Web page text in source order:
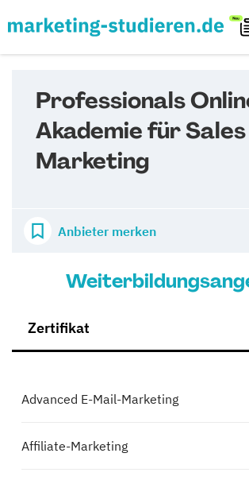
Professionals
Akademie für
Marketing
Anbieter merken
Zertifikat
Advanced E-Mail-Marketing
Affiliate-Marketing